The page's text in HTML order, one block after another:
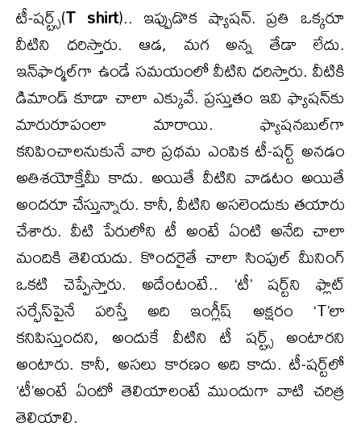
టీ-షర్ట్స్(T shirt).. ఇప్పుడొక ష్యాషన్. ప్రతి ఒక్కరూ
వీటిని ధరిస్తారు. ఆడ, మగ అన్న తేడా లేదు.
ఇన్‌ఫార్మల్‌గా ఉండే సమయంలో వీటిని ధరిస్తారు. వీటికి
డిమాండ్‌ కూడా చాలా ఎక్కువే. ప్రస్తుతం ఇవి ఫ్యాషన్‌కు
మారురూపంలా మారాయి. ఫ్యాషనబుల్‌గా
కనిపించాలనుకునే వారి ప్రథమ ఎంపిక టీ-షర్ట్ అనడం
అతిశయోక్తేమీ కాదు. అయితే వీటిని వాడటం అయితే
అందరూ చేస్తున్నారు. కానీ, వీటిని అసలెందుకు తయారు
చేశారు. వీటి పేరులోని టీ అంటే ఏంటి అనేది చాలా
మందికి తెలియదు. కొందరైతే చాలా సింపుల్ మీనింగ్
ఒకటి చెప్పేస్తారు. అదేంటంటే.. ‘టీ’ షర్ట్‌ని ఫ్లాట్
సర్ఫేస్‌పైనే పరిస్తే అది ఇంగ్లీష్ అక్షరం ‘T’లా
కనిపిస్తుందని, అందుకే వీటిని టీ షర్ట్స్ అంటారని
అంటారు. కానీ, అసలు కారణం అది కాదు. టీ-షర్ట్‌లో
‘టీ’అంటే ఏంటో తెలియాలంటే ముందుగా వాటి చరిత్ర
తెలియాలి.